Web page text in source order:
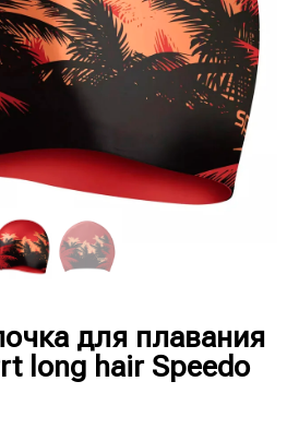
для плавания
long hair Speedo